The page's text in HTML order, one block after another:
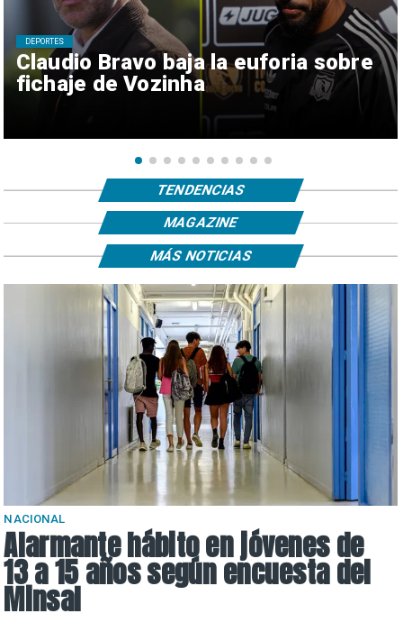
Claudio Bravo baja la euforia sobre
fichaje de Vozinha
DEPORTES
TENDENCIAS
MAGAZINE
NACIONAL
Alarmante hábito en jóvenes de
13 a 15 años según encuesta del
Minsal
MÁS NOTICIAS